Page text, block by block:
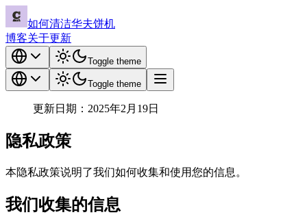
如何清洁华夫饼机
博客关于更新
Toggle theme
Toggle theme
更新日期：2025年2月19日
隐私政策
本隐私政策说明了我们如何收集和使用您的信息。
我们收集的信息